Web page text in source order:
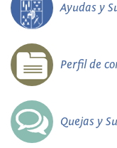
Ayudas y
Perfil de
Quejas y